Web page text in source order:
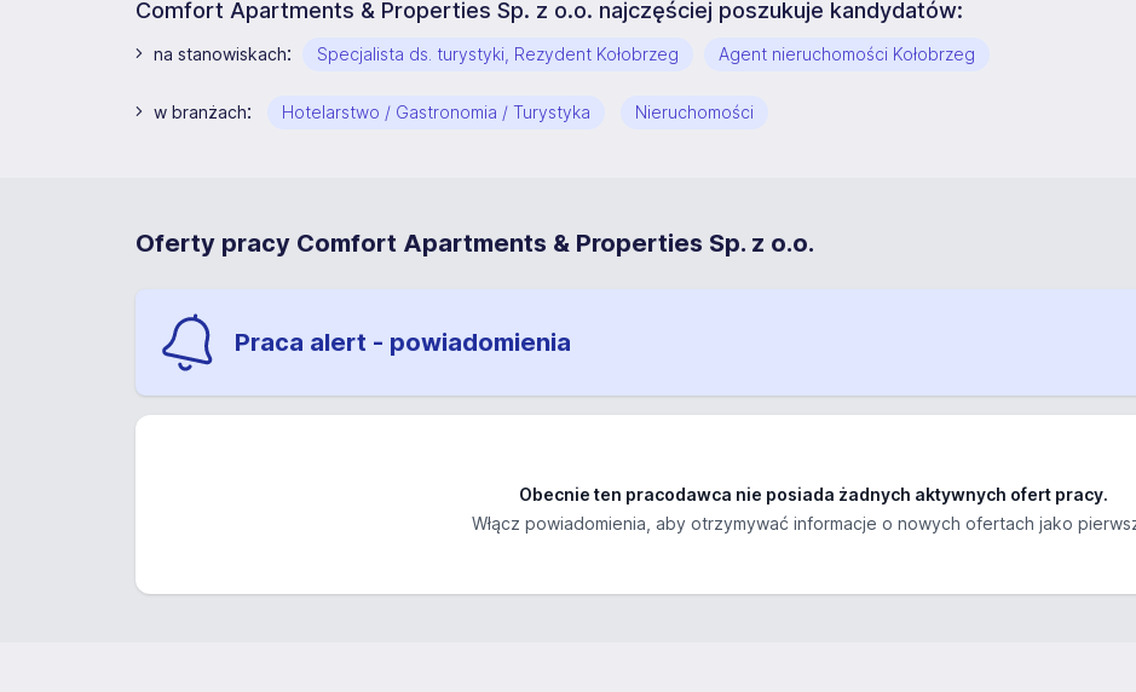
Comfort Apartments & Properties Sp. z o.o. najczęściej poszukuje kandydatów:
na stanowiskach: Specjalista ds. turystyki, Rezydent Kołobrzeg Agent nieruchomości Kołobrzeg
w branżach: Hotelarstwo / Gastronomia / Turystyka Nieruchomości
Oferty pracy Comfort Apartments & Properties Sp. z o.o.
Praca alert - powiadomienia
Obecnie ten pracodawca nie posiada żadnych aktywnych ofert pracy.
Włącz powiadomienia, aby otrzymywać informacje o nowych ofertach jako